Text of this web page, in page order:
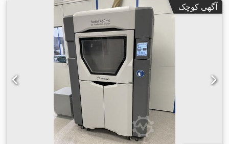
آگهی کوچک